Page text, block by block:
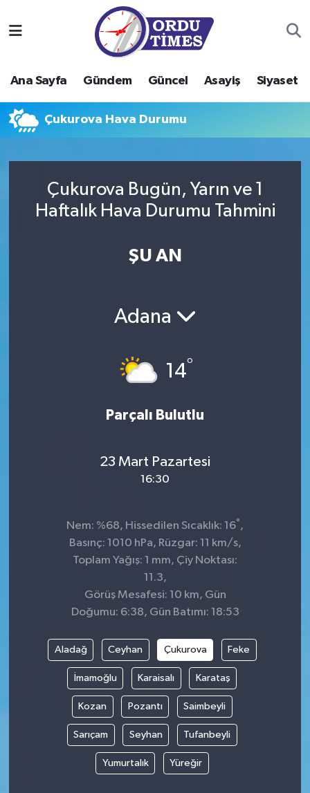
Ana Sayfa Gündem Güncel Asayiş Siyaset
Çukurova Hava Durumu
Çukurova Bugün, Yarın ve 1
Haftalık Hava Durumu Tahmini
ŞU AN
Adana
14°
Parçalı Bulutlu
23 Mart Pazartesi
16:30
Nem: %68, Hissedilen Sıcaklık: 16° ,
Basınç: 1010 hPa, Rüzgar: 11 km/s,
Toplam Yağış: 1 mm, Çiy Noktası:
11.3,
Görüş Mesafesi: 10 km, Gün
Doğumu: 6:38, Gün Batımı: 18:53
Aladağ Ceyhan Çukurova Feke
İmamoğlu Karaisalı Karataş
Kozan Pozantı Saimbeyli
Sarıçam Seyhan Tufanbeyli
Yumurtalık Yüreğir
Gündem
Güncel
Siyaset
Ordu Nöbetçi Eczaneler
Ordu Hava Durumu
Ordu Namaz Vakitleri
Süper Lig Puan Durumu ve Fikstür
Son Dakika Haberleri